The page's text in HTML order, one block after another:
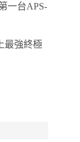
一台APS-
最強終極